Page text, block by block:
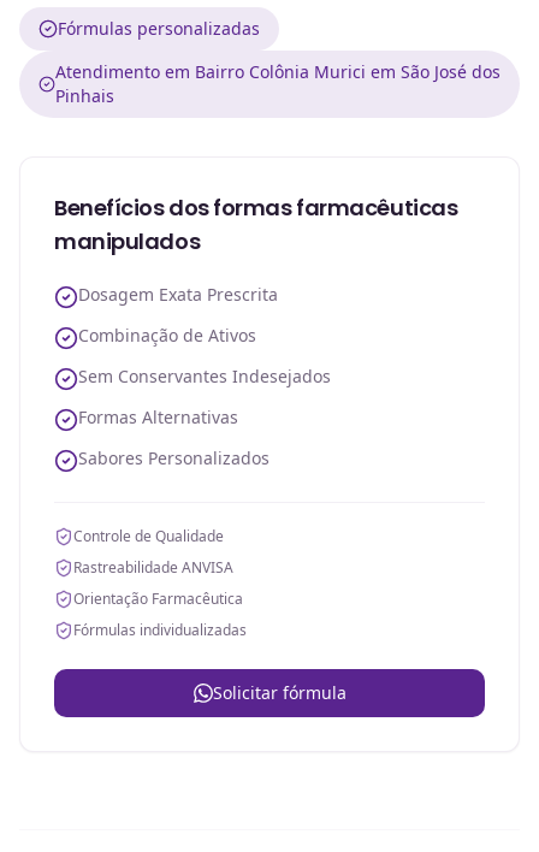
Fórmulas personalizadas
Atendimento em Bairro Colônia Murici em São José dos
Pinhais
Benefícios dos formas farmacêuticas
manipulados
Dosagem Exata Prescrita
Combinação de Ativos
Sem Conservantes Indesejados
Formas Alternativas
Sabores Personalizados
Controle de Qualidade
Rastreabilidade ANVISA
Orientação Farmacêutica
Fórmulas individualizadas
Solicitar fórmula